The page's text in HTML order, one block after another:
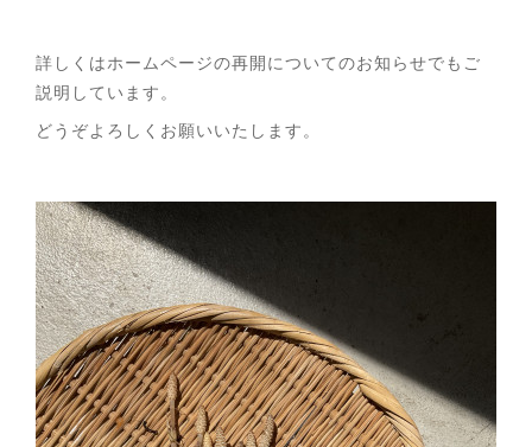
詳しくはホームページの再開についてのお知らせでもご
説明しています。
どうぞよろしくお願いいたします。